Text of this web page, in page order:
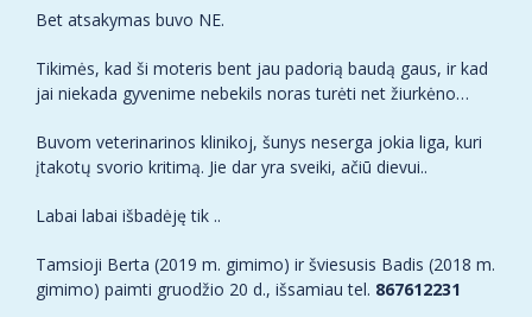
Bet atsakymas buvo NE.
Tikimės, kad ši moteris bent jau padorią baudą gaus, ir kad
jai niekada gyvenime nebekils noras turėti net žiurkėno…
Buvom veterinarinos klinikoj, šunys neserga jokia liga, kuri
įtakotų svorio kritimą. Jie dar yra sveiki, ačiū dievui..
Labai labai išbadėję tik ..
Tamsioji Berta (2019 m. gimimo) ir šviesusis Badis (2018 m.
gimimo) paimti gruodžio 20 d., išsamiau tel. 867612231